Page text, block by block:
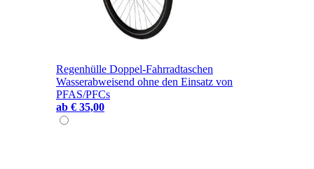
Regenhülle Doppel-Fahrradtaschen
Wasserabweisend ohne den Einsatz von
PFAS/PFCs
ab € 35,00